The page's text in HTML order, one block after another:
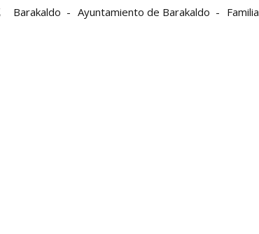
Barakaldo Ayuntamiento de Barakaldo Familia